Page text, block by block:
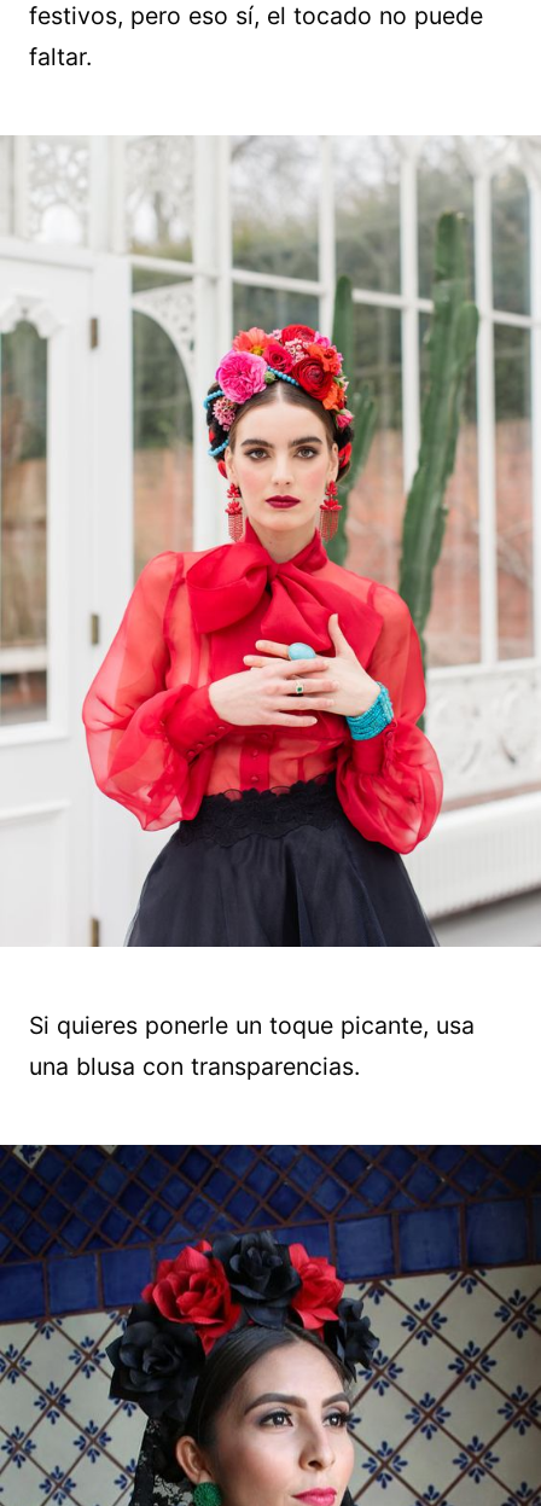
festivos, pero eso sí, el tocado no puede
faltar.
Si quieres ponerle un toque picante, usa
una blusa con transparencias.